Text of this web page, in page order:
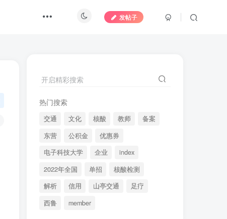
发帖子
开启精彩搜索
热门搜索
交通 文化 核酸 教师
备案
东营
公积金
优惠券
电子科技大学
企业
index
2022年全国
单招
核酸检测
解析
信用 山亭交通
足疗
西鲁
member